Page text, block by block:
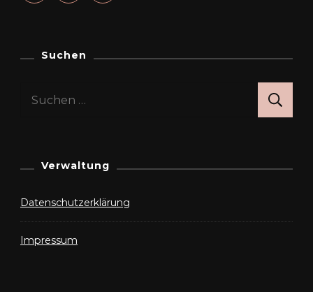
Suchen
Suchen
Verwaltung
Datenschutzerklärung
Impressum